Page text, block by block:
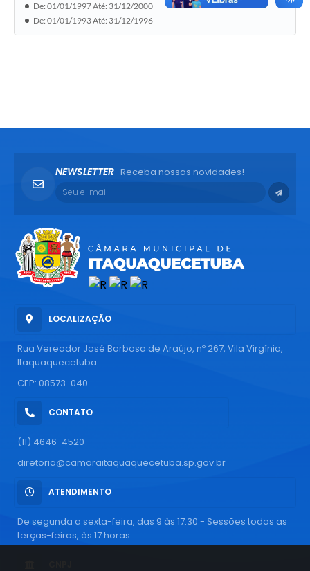
De: 01/01/1997 Até: 31/12/2000
De: 01/01/1993 Até: 31/12/1996
LOCALIZAÇÃO
Rua Vereador José Barbosa de Araújo, nº 267, Vila Virgínia,
Itaquaquecetuba
CEP: 08573-040
CONTATO
(11) 4646-4520
diretoria@camaraitaquaquecetuba.sp.gov.br
ATENDIMENTO
De segunda a sexta-feira, das 9 às 17:30 - Sessões todas as
terças-feiras, às 17 horas
NEWSLETTER Receba nossas novidades!